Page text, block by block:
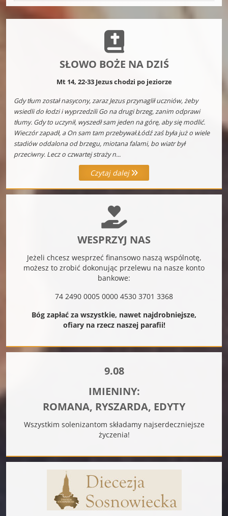
SŁOWO BOŻE NA DZIŚ
Mt 14, 22-33 Jezus chodzi po jeziorze
Gdy tłum został nasycony, zaraz Jezus przynaglił uczniów, żeby
wsiedli do łodzi i wyprzedzili Go na drugi brzeg, zanim odprawi
tłumy. Gdy to uczynił, wyszedł sam jeden na górę, aby się modlić.
Wieczór zapadł, a On sam tam przebywał.Łódź zaś była już o wiele
stadiów oddalona od brzegu, miotana falami, bo wiatr był
przeciwny. Lecz o czwartej straży n...
Czytaj dalej
WESPRZYJ NAS
Jeżeli chcesz wesprzeć finansowo naszą wspólnotę,
możesz to zrobić dokonując przelewu na nasze konto
bankowe:
74 2490 0005 0000 4530 3701 3368
Bóg zapłać za wszystkie, nawet najdrobniejsze,
ofiary na rzecz naszej parafii!
9.08
IMIENINY:
ROMANA, RYSZARDA, EDYTY
Wszystkim solenizantom składamy najserdeczniejsze
życzenia!